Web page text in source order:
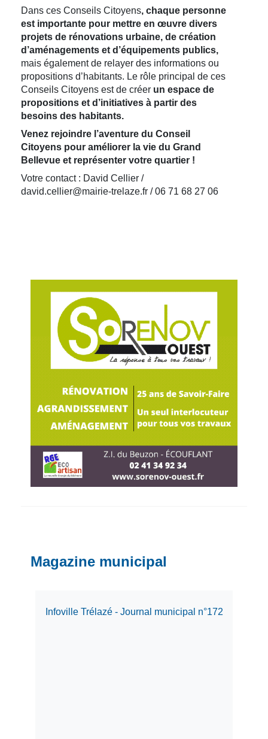
Dans ces Conseils Citoyens, chaque personne
est importante pour mettre en œuvre divers
projets de rénovations urbaine, de création
d’aménagements et d’équipements publics,
mais également de relayer des informations ou
propositions d’habitants. Le rôle principal de ces
Conseils Citoyens est de créer un espace de
propositions et d’initiatives à partir des
besoins des habitants.
Venez rejoindre l’aventure du Conseil
Citoyens pour améliorer la vie du Grand
Bellevue et représenter votre quartier !
Votre contact : David Cellier /
david.cellier@mairie-trelaze.fr / 06 71 68 27 06
Magazine municipal
Infoville Trélazé - Journal municipal n°172